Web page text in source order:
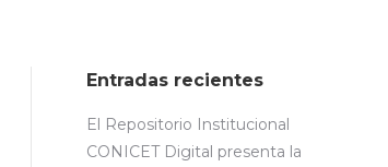
Entradas recientes
El Repositorio Institucional
CONICET Digital presenta la